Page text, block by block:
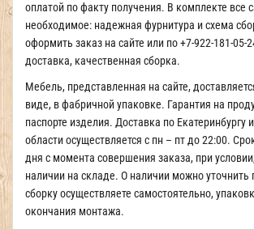
оплатой по факту получения. В комплекте все
необходимое: надежная фурнитура и схема
оформить заказ на сайте или по +7-922-181-05-
доставка, качественная сборка.
Мебель, представленная на сайте,
виде, в фабричной упаковке. Гарантия на
паспорте изделия. Доставка по Екатеринбургу
области осуществляется с пн – пт до 22:00.
дня с момента совершения заказа, при
наличии на складе. О наличии можно уточнить
сборку осуществляете самостоятельно,
окончания монтажа.